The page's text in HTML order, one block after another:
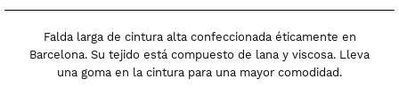
éticamente
Barcelona
Falda larga de cintura alta confeccionada éticamente en
Barcelona. Su tejido está compuesto de lana y viscosa. Lleva
una goma en la cintura para una mayor comodidad.